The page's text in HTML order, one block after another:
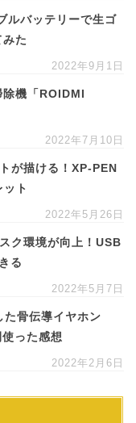
ルバッテリーで生ゴ
た
2022年9月1日
機「ROIDMI
2022年7月10日
が描ける！XP-PEN
ト
2022年5月26日
ク環境が向上！USB
る
2022年5月7日
骨伝導イヤホン
った感想
2022年2月6日